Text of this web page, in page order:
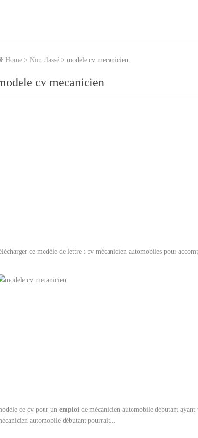
Home >Non classé >modele cv mecanicien
cv mecanicien
ce modèle de lettre : cv mécanicien automobiles pour
de cv pour unemploi de mécanicien automobile débutant
automobile débutant pourrait...